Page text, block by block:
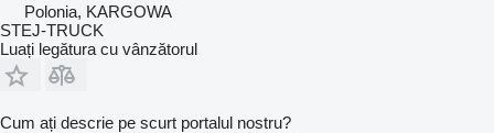
Polonia, KARGOWA
STEJ-TRUCK
Luați legătura cu vânzătorul
Cum ați descrie pe scurt portalul nostru?